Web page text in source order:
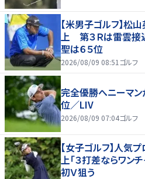
【米男子ゴルフ】松
上 第３Ｒは雷雲接
聖は６５位
2026/08/09 08:51 ゴルフ
完全優勝へニーマ
位／LIV
2026/08/09 07:04ゴルフ
【女子ゴルフ】人気
上「３打差ならワン
初Ｖ狙う